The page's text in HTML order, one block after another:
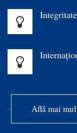
Integritate
Află mai